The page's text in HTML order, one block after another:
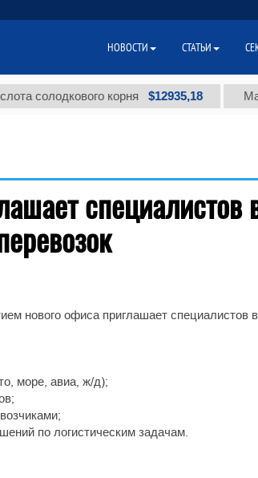
солодкового корня $12935,18
специалистов
нового офиса приглашает специалистов
море, авиа, ж/д);
по логистическим задачам.
НОВОСТИ СТАТЬИ